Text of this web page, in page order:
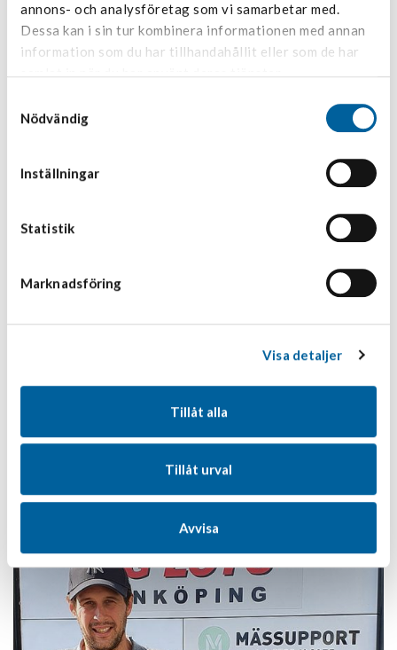
annons- och analysföretag som vi samarbetar med.
Dessa kan i sin tur kombinera informationen med annan
information som du har tillhandahållit eller som de har
Nödvändig
Inställningar
Statistik
Marknadsföring
Visa detaljer
Tillåt alla
Tillåt urval
Avvisa